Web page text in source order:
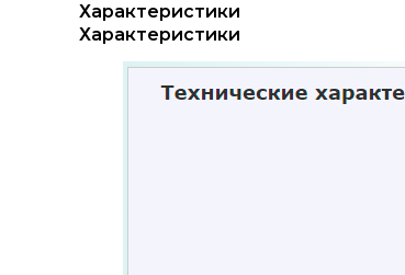
Характеристики
Характеристики